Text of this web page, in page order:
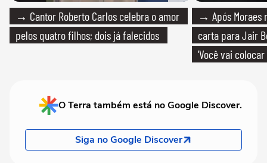
→ Cantor Roberto Carlos celebra o amor
pelos quatro filhos; dois já falecidos
→ Após Moraes
carta para Jair
'Você vai
O Terra também está no Google Discover.
Siga no Google Discover